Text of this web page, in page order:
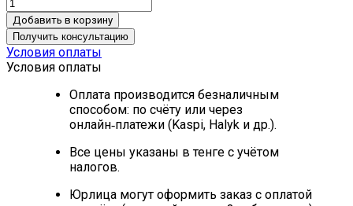
Добавить в корзину
Получить консультацию
Условия оплаты
Условия оплаты
Оплата производится безналичным
способом: по счёту или через
онлайн‑платежи (Kaspi, Halyk и др.).
Все цены указаны в тенге с учётом
налогов.
Юрлица могут оформить заказ с оплатой